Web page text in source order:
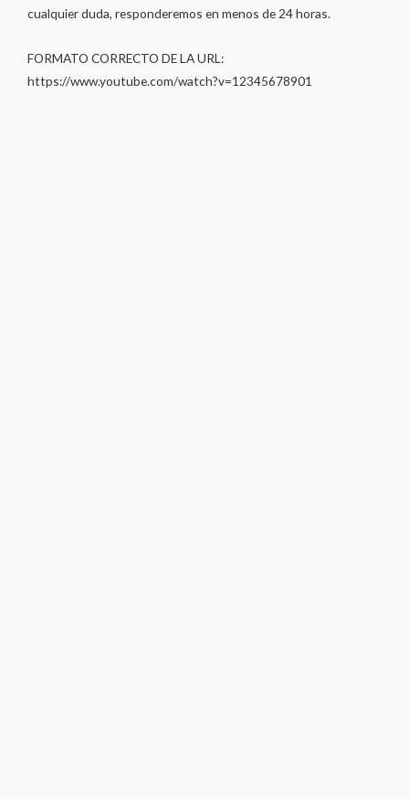
cualquier duda, responderemos en menos de 24 horas.
FORMATO CORRECTO DE LA URL:
https://www.youtube.com/watch?v=12345678901